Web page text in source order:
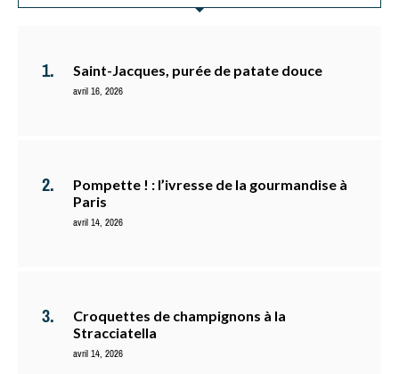
Saint-Jacques, purée de patate douce
avril 16, 2026
Pompette ! : l’ivresse de la gourmandise à
Paris
avril 14, 2026
Croquettes de champignons à la
Stracciatella
avril 14, 2026